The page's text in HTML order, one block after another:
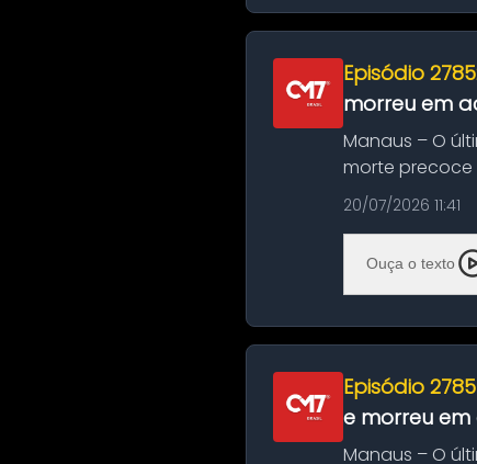
Episódio
morreu em
Manaus – O
morte precoce
típico café
20/07/2026 11:41
Ouça o texto
Episódio
e morreu em
Manaus – O